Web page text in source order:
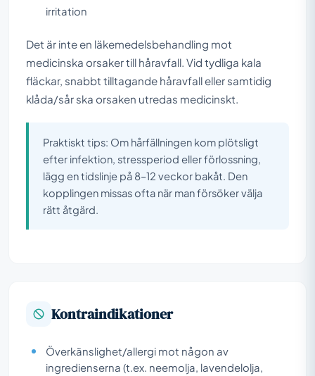
irritation
Det är inte en läkemedelsbehandling mot
medicinska orsaker till håravfall. Vid tydliga kala
fläckar, snabbt tilltagande håravfall eller samtidig
klåda/sår ska orsaken utredas medicinskt.
Praktiskt tips: Om hårfällningen kom plötsligt
efter infektion, stressperiod eller förlossning,
lägg en tidslinje på 8–12 veckor bakåt. Den
kopplingen missas ofta när man försöker välja
rätt åtgärd.
Kontraindikationer
Överkänslighet/allergi mot någon av
ingredienserna (t.ex. neemolja, lavendelolja,